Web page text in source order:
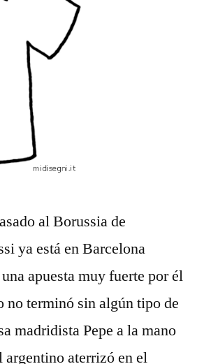
al Borussia de
ya está en Barcelona
apuesta muy fuerte por él
no terminó sin algún tipo de
madridista Pepe a la mano
argentino aterrizó en el